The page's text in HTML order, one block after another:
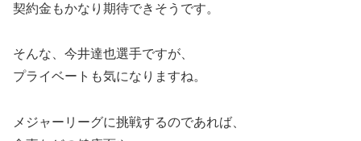
契約金もかなり期待できそうです。
そんな、今井達也選手ですが、
プライベートも気になりますね。
メジャーリーグに挑戦するのであれば、